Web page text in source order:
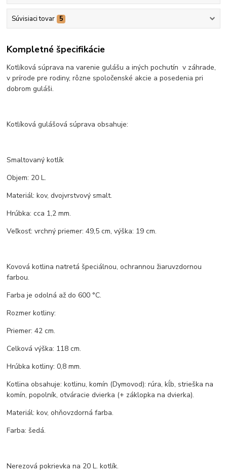
Súvisiaci tovar 5
Kompletné špecifikácie
Kotlíková súprava na varenie gulášu a iných pochutín v záhrade,
v prírode pre rodiny, rôzne spoločenské akcie a posedenia pri
dobrom guláši.
Kotlíková gulášová súprava obsahuje:
Smaltovaný kotlík
Objem: 20 L.
Materiál: kov, dvojvrstvový smalt.
Hrúbka: cca 1,2 mm.
Veľkosť: vrchný priemer: 49,5 cm, výška: 19 cm.
Kovová kotlina natretá špeciálnou, ochrannou žiaruvzdornou
farbou.
Farba je odolná až do 600 °C.
Rozmer kotliny:
Priemer: 42 cm.
Celková výška: 118 cm.
Hrúbka kotliny: 0,8 mm.
Kotlina obsahuje: kotlinu, komín (Dymovod): rúra, kĺb, strieška na
komín, popolník, otváracie dvierka (+ záklopka na dvierka).
Materiál: kov, ohňovzdorná farba.
Farba: šedá.
Nerezová pokrievka na 20 L. kotlík.